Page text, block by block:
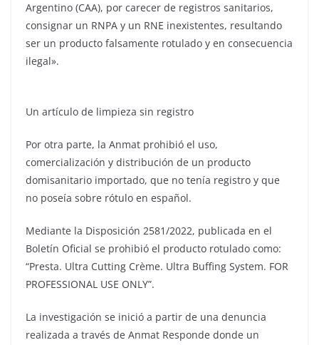
Argentino (CAA), por carecer de registros sanitarios,
consignar un RNPA y un RNE inexistentes, resultando
ser un producto falsamente rotulado y en consecuencia
ilegal».
Un artículo de limpieza sin registro
Por otra parte, la Anmat prohibió el uso,
comercialización y distribución de un producto
domisanitario importado, que no tenía registro y que
no poseía sobre rótulo en español.
Mediante la Disposición 2581/2022, publicada en el
Boletín Oficial se prohibió el producto rotulado como:
“Presta. Ultra Cutting Crème. Ultra Buffing System. FOR
PROFESSIONAL USE ONLY”.
La investigación se inició a partir de una denuncia
realizada a través de Anmat Responde donde un